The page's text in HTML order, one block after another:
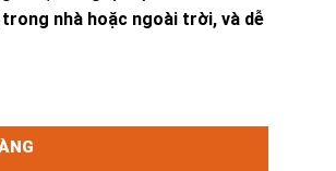
nhà hoặc ngoài trời, và dễ